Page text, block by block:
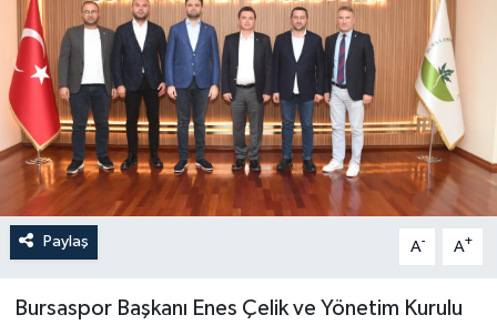
Paylaş A- A+
Bursaspor Başkanı Enes Çelik ve Yönetim Kurulu